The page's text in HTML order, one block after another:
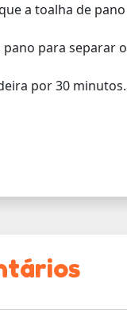
a toalha de pano
para separar o
por 30 minutos.